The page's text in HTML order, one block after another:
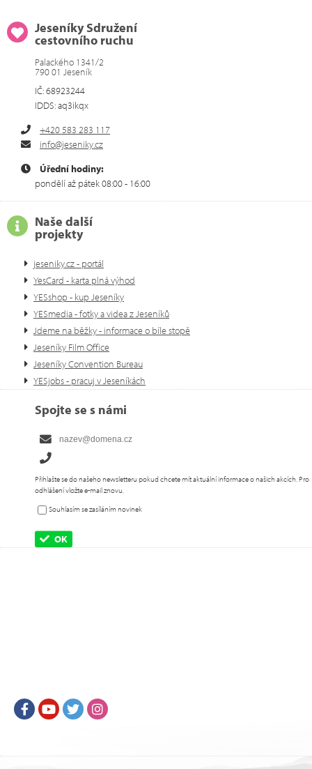
Jeseníky Sdružení
cestovního ruchu
Palackého 1341/2
790 01 Jeseník
IČ: 68923244
IDDS: aq3ikqx
+420 583 283 117
info@jeseniky.cz
Úřední hodiny:
pondělí až pátek 08:00 - 16:00
Naše další
projekty
jeseniky.cz - portál
YesCard - karta plná výhod
YESshop - kup Jeseníky
YESmedia - fotky a videa z Jeseníků
Jdeme na běžky - informace o bíle stopě
Jeseníky Film Office
Jeseníky Convention Bureau
YESjobs - pracuj v Jeseníkách
Spojte se s námi
Přihlašte se do našeho newsletteru pokud chcete mít aktuální informace o našich akcích. Pro
odhlášení vložte e-mail znovu.
Souhlasím se zasíláním novinek
OK
FacebookYoutube Twitter